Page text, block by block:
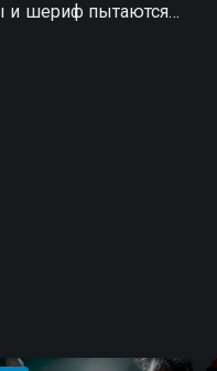
и шериф пытаются
дочка, устав от